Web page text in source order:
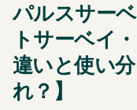
パルスサー
トサーベイ
違いと使い
れ？】